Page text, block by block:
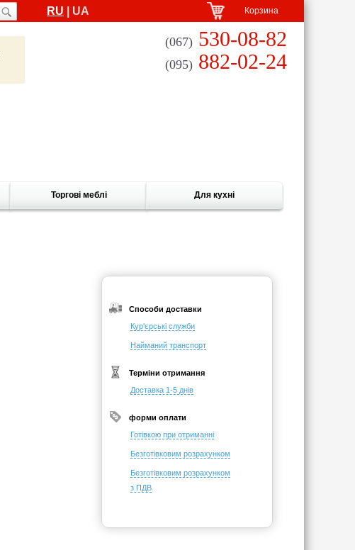
RU | UA Корзина
(067) 530-08-82
(095) 882-02-24
Торгові меблі Для кухні
Способи доставки
Кур'єрські служби
Найманий транспорт
Терміни отримання
Доставка 1-5 днів
форми оплати
Готівкою при отриманні
Безготівковим розрахунком
Безготівковим розрахунком
з ПДВ